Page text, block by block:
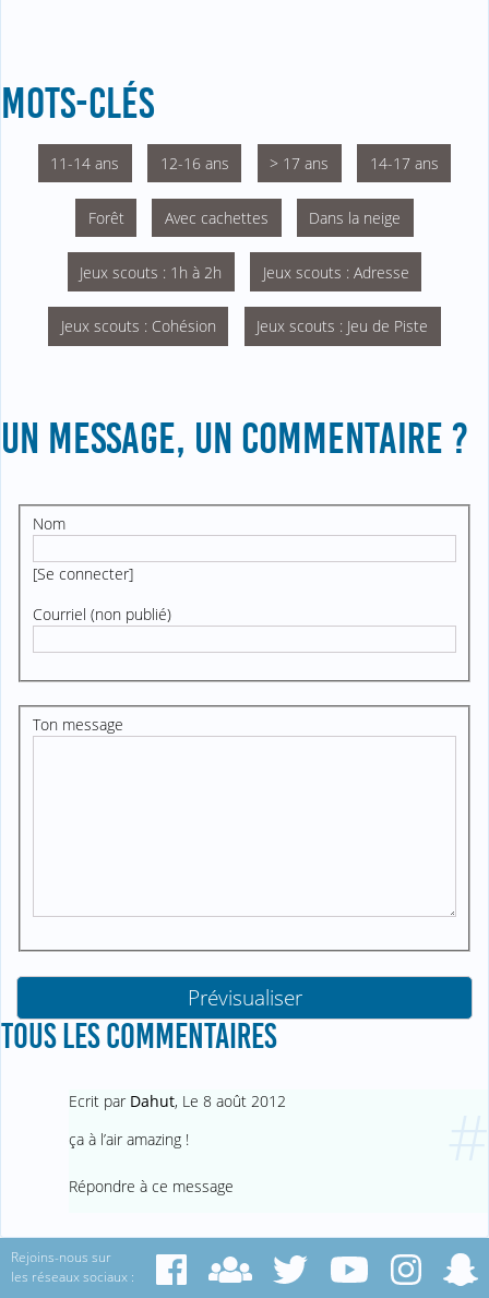
MOTS-CLÉS
11-14 ans 12-16 ans > 17 ans 14-17 ans
Forêt Avec cachettes Dans la neige
Jeux scouts : 1h à 2h Jeux scouts : Adresse
Jeux scouts : Cohésion Jeux scouts : Jeu de Piste
UN MESSAGE, UN COMMENTAIRE ?
Nom
[Se connecter]
Courriel (non publié)
Ton message
TOUS LES COMMENTAIRES
Ecrit par Dahut, Le 8 août 2012
ça à l’air amazing !
Répondre à ce message
Rejoins-nous sur
les réseaux sociaux :